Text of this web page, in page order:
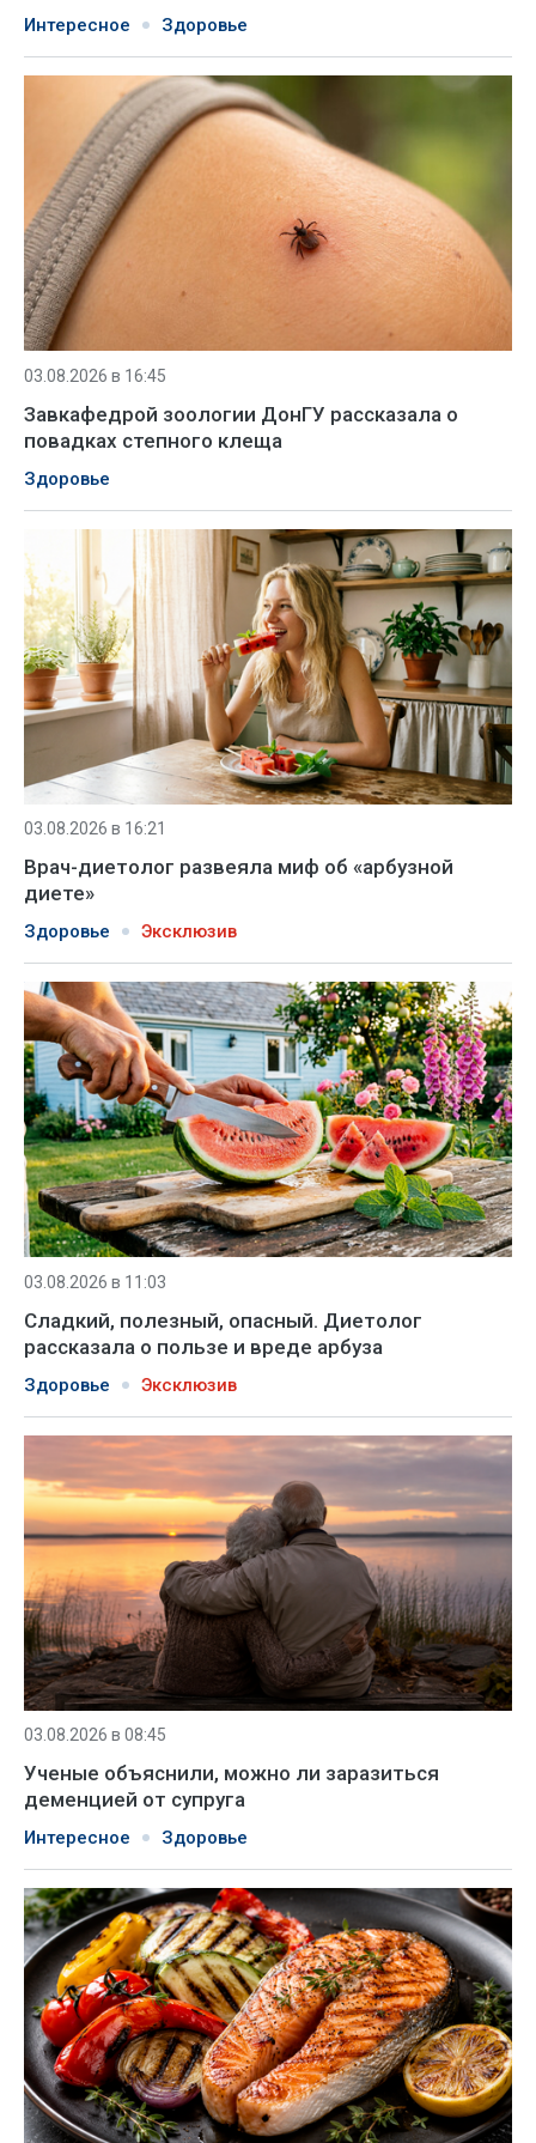
Интересное Здоровье
03.08.2026 в 16:45
Завкафедрой зоологии ДонГУ рассказала о
повадках степного клеща
Здоровье
03.08.2026 в 16:21
Врач-диетолог развеяла миф об «арбузной
диете»
Здоровье Эксклюзив
03.08.2026 в 11:03
Сладкий, полезный, опасный. Диетолог
рассказала о пользе и вреде арбуза
Здоровье Эксклюзив
03.08.2026 в 08:45
Ученые объяснили, можно ли заразиться
деменцией от супруга
Интересное Здоровье